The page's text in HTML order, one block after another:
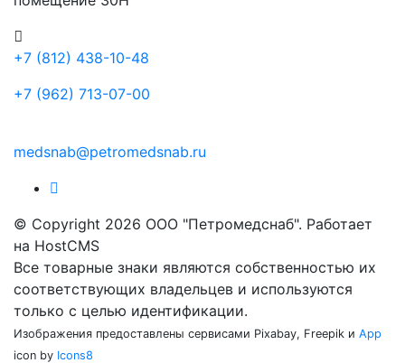
+7 (812) 438-10-48
+7 (962) 713-07-00
medsnab@petromedsnab.ru
© Copyright 2026 ООО "Петромедснаб". Работает
на HostCMS
Все товарные знаки являются собственностью их
соответствующих владельцев и используются
только с целью идентификации.
Изображения предоставлены сервисами Pixabay, Freepik и App
icon by Icons8